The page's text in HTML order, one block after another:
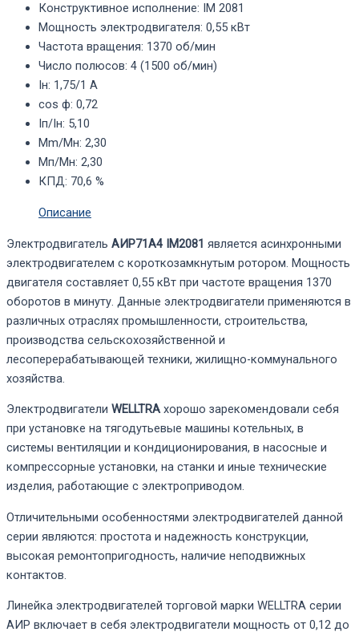
Конструктивное исполнение:
IM 2081
Мощность электродвигателя: 0,55 кВт
Частота вращения: 1370 об/мин
Число полюсов: 4 (1500 об/мин)
Iн: 1,75/1 А
cos ф: 0,72
Iп/Iн: 5,10
Mm/Mн: 2,30
Mп/Mн: 2,30
КПД: 70,6 %
Описание
Электродвигатель АИР71А4 IM2081 является асинхронными
электродвигателем с короткозамкнутым ротором. Мощность
двигателя составляет 0,55 кВт при частоте вращения 1370
оборотов в минуту. Данные электродвигатели применяются в
различных отраслях промышленности, строительства,
производства сельскохозяйственной и
лесоперерабатывающей техники, жилищно-коммунального
хозяйства.
Электродвигатели WELLTRAхорошо зарекомендовали себя
при установке на тягодутьевые машины котельных, в
системы вентиляции и кондиционирования, в насосные и
компрессорные установки, на станки и иные технические
изделия, работающие с электроприводом.
Отличительными особенностями электродвигателей данной
серии являются: простота и надежность конструкции,
высокая ремонтопригодность, наличие неподвижных
контактов.
Линейка электродвигателей торговой марки WELLTRA серии
АИР включает в себя электродвигатели мощность от 0,12 до